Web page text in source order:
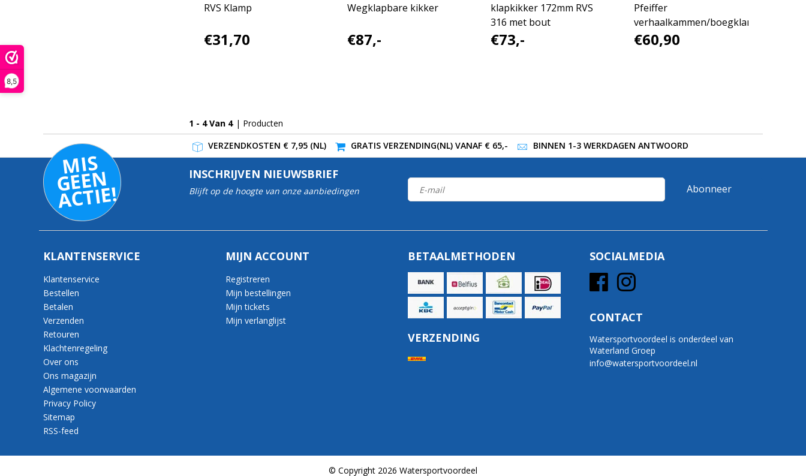
8,5
RVS Klamp
€31,70
Wegklapbare kikker
€87,-
klapkikker 172mm RVS
316 met bout
€73,-
Pfeiffer
verhaalkammen/boegklampen
€60,90
1 - 4 Van 4 | Producten
VERZENDKOSTEN € 7,95 (NL)
GRATIS VERZENDING(NL) VANAF € 65,- BINNEN 1-3 WERKDAGEN ANTWOORD
MI
S
G
E
E
N
A
C
TI
E!
INSCHRIJVEN NIEUWSBRIEF
Blijft op de hoogte van onze aanbiedingen Abonneer
KLANTENSERVICE
Klantenservice
Bestellen
Betalen
Verzenden
Retouren
Klachtenregeling
Over ons
Ons magazijn
Algemene voorwaarden
Privacy Policy
Sitemap
RSS-feed
MIJN ACCOUNT
Registreren
Mijn bestellingen
Mijn tickets
Mijn verlanglijst
BETAALMETHODEN
VERZENDING
SOCIALMEDIA
CONTACT
Watersportvoordeel is onderdeel van
Waterland Groep
info@watersportvoordeel.nl
© Copyright 2026 Watersportvoordeel